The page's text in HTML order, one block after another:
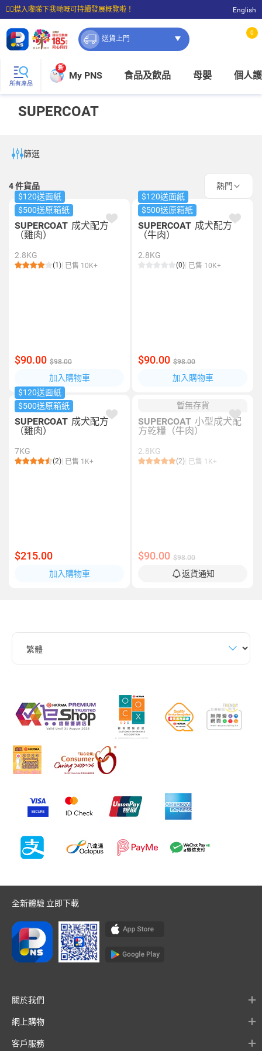
☝🏼㩒入嚟睇下我哋嘅可持續發展概覽啦！
⭐購物滿$399即享免費送貨；滿$100即可免費店取。
English
送貨上門
0
所有產品
新
My PNS 食品及飲品 母嬰 個人
SUPERCOAT
篩選
4件貨品
熱門
$120送面紙
$500送原箱紙
SUPERCOAT 成犬配方
（雞肉）
2.8KG
(1) 已售 10K+
$90.00 $98.00
加入購物車
$120送面紙
$500送原箱紙
SUPERCOAT 成犬配方
（牛肉）
2.8KG
(0) 已售 10K+
$90.00 $98.00
加入購物車
$120送面紙
$500送原箱紙
SUPERCOAT 成犬配方
（雞肉）
7KG
(2) 已售 1K+
$215.00
加入購物車
暫無存貨
SUPERCOAT 小型成犬配
方乾糧（牛肉）
2.8KG
(2) 已售 1K+
$90.00 $98.00
返貨通知
全新體驗 立即下載
關於我們
網上購物
客戶服務